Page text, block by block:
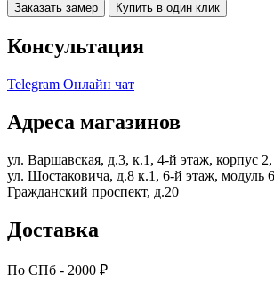
Заказать замер Купить в один клик
Консультация
Telegram Онлайн чат
Адреса магазинов
ул. Варшавская, д.3, к.1, 4-й этаж, корпус
ул. Шостаковича, д.8 к.1, 6-й этаж, модуль
Гражданский проспект, д.20
Доставка
По СПб - 2000 ₽